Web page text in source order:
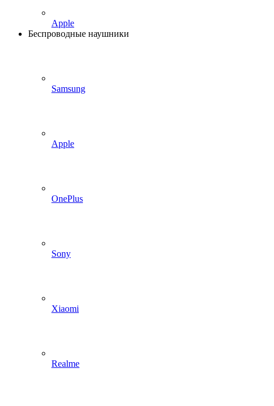
Apple
Беспроводные наушники
Samsung
Apple
OnePlus
Sony
Xiaomi
Realme